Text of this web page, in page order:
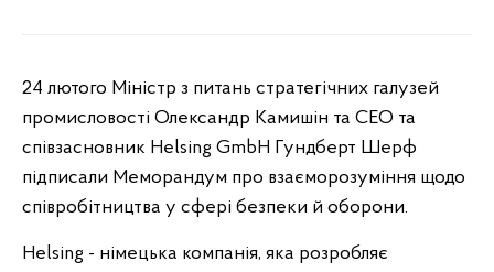
24 лютого Міністр з питань стратегічних галузей
промисловості Олександр Камишін та CEO та
співзасновник Helsing GmbH Гундберт Шерф
підписали Меморандум про взаєморозуміння щодо
співробітництва у сфері безпеки й оборони.
Helsing - німецька компанія, яка розробляє